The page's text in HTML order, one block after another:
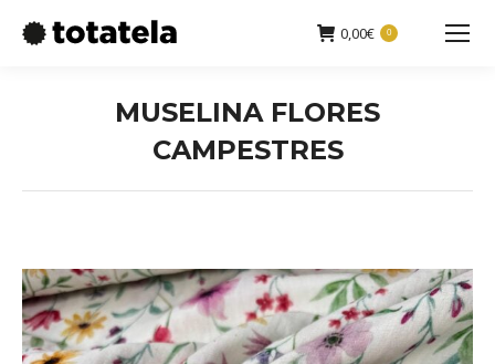
0,00€ 0
Buscar:
MUSELINA FLORES
CAMPESTRES